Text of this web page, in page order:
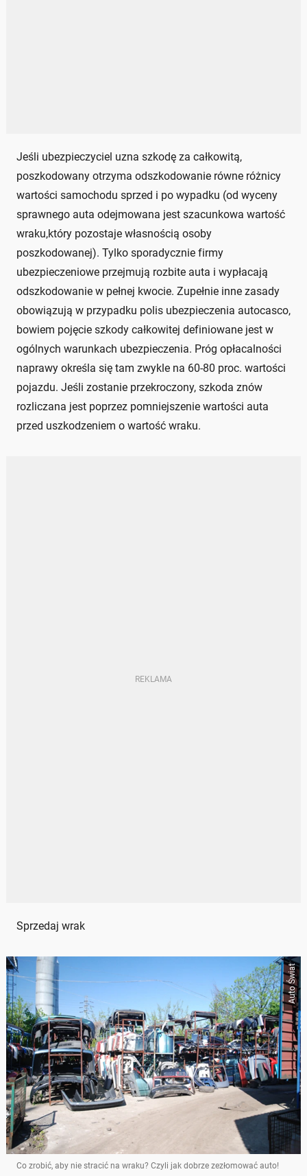
Jeśli ubezpieczyciel uzna szkodę za całkowitą,
poszkodowany otrzyma odszkodowanie równe różnicy
wartości samochodu sprzed i po wypadku (od wyceny
sprawnego auta odejmowana jest szacunkowa wartość
wraku,który pozostaje własnością osoby
poszkodowanej). Tylko sporadycznie firmy
ubezpieczeniowe przejmują rozbite auta i wypłacają
odszkodowanie w pełnej kwocie. Zupełnie inne zasady
obowiązują w przypadku polis ubezpieczenia autocasco,
bowiem pojęcie szkody całkowitej definiowane jest w
ogólnych warunkach ubezpieczenia. Próg opłacalności
naprawy określa się tam zwykle na 60-80 proc. wartości
pojazdu. Jeśli zostanie przekroczony, szkoda znów
rozliczana jest poprzez pomniejszenie wartości auta
przed uszkodzeniem o wartość wraku.
Sprzedaj wrak
Auto Świat
Co zrobić, aby nie stracić na wraku? Czyli jak dobrze zezłomować auto!